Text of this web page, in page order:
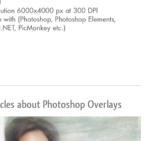
about Photoshop Overlays